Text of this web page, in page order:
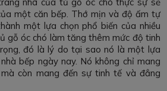
một căn bếp. Thớ mịn và độ ấm tự
một lựa chọn phổ biến của nhiều
gỗ óc chó làm tăng thêm mức độ tinh
đó là lý do tại sao nó là một lựa
bếp ngày nay. Nó không chỉ mang
còn mang đến sự tinh tế và đẳng